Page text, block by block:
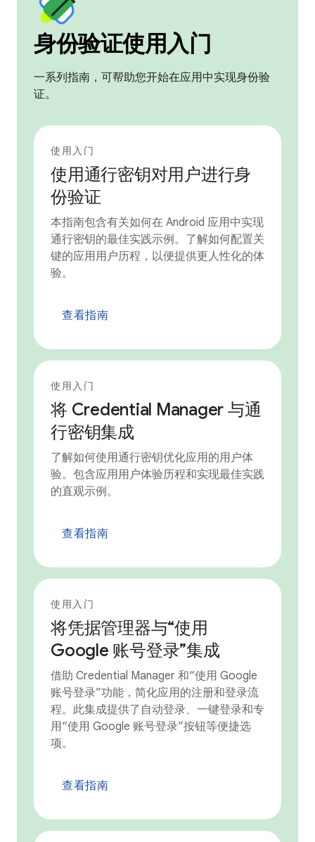
身份验证使用入门
一系列指南，可帮助您开始在应用中实现身份验
证。
使用入门
使用通行密钥对用户进行身
份验证
本指南包含有关如何在 Android 应用中实现
通行密钥的最佳实践示例。了解如何配置关
键的应用用户历程，以便提供更人性化的体
验。
查看指南
使用入门
将 Credential Manager 与通
行密钥集成
了解如何使用通行密钥优化应用的用户体
验。包含应用用户体验历程和实现最佳实践
的直观示例。
查看指南
使用入门
将凭据管理器与“使用
Google 账号登录”集成
借助 Credential Manager 和“使用 Google
账号登录”功能，简化应用的注册和登录流
程。此集成提供了自动登录、一键登录和专
用“使用 Google 账号登录”按钮等便捷选
项。
查看指南